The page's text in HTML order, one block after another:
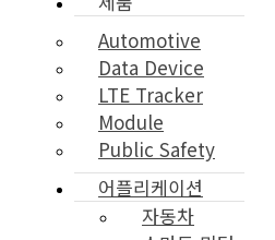
Automotive
Data Device
LTE Tracker
Module
Public Safety
어플리케이션
자동차